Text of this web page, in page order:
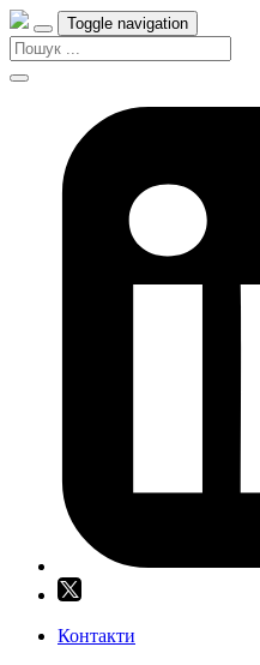
Toggle navigation
Контакти